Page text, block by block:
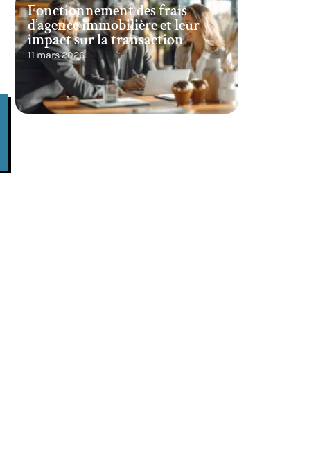
Fonctionnement des frais
d’agence immobilière et leur
impact sur la transaction
11 mars 2026